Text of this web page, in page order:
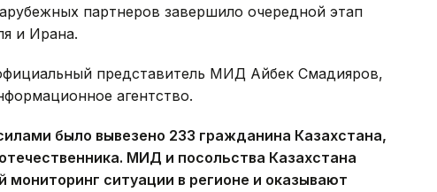
партнеров завершило очередной этап
и Ирана.
представитель МИД Айбек Смадияров,
агентство.
было вывезено 233 гражданина Казахстана,
МИД и посольства Казахстана
ситуации в регионе и оказывают